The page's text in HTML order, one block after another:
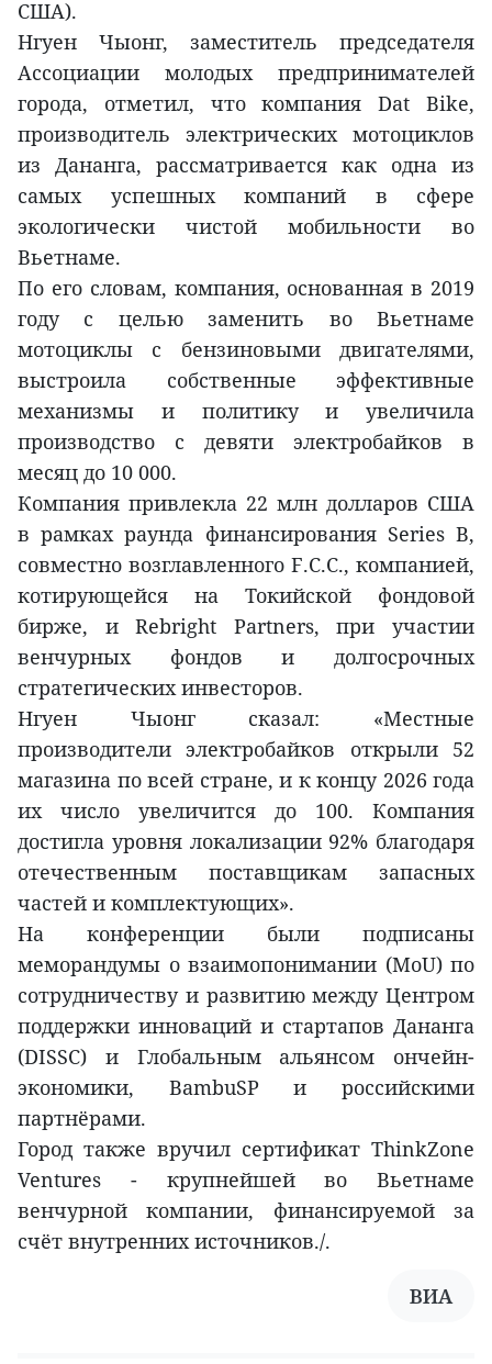
США).
Нгуен Чыонг, заместитель председателя
Ассоциации молодых предпринимателей
города, отметил, что компания Dat Bike,
производитель электрических мотоциклов
из Дананга, рассматривается как одна из
самых успешных компаний в сфере
экологически чистой мобильности во
Вьетнаме.
По его словам, компания, основанная в 2019
году с целью заменить во Вьетнаме
мотоциклы с бензиновыми двигателями,
выстроила собственные эффективные
механизмы и политику и увеличила
производство с девяти электробайков в
месяц до 10 000.
Компания привлекла 22 млн долларов США
в рамках раунда финансирования Series B,
совместно возглавленного F.C.C., компанией,
котирующейся на Токийской фондовой
бирже, и Rebright Partners, при участии
венчурных фондов и долгосрочных
стратегических инвесторов.
Нгуен Чыонг сказал: «Местные
производители электробайков открыли 52
магазина по всей стране, и к концу 2026 года
их число увеличится до 100. Компания
достигла уровня локализации 92% благодаря
отечественным поставщикам запасных
частей и комплектующих».
На конференции были подписаны
меморандумы о взаимопонимании (MoU) по
сотрудничеству и развитию между Центром
поддержки инноваций и стартапов Дананга
(DISSC) и Глобальным альянсом ончейн-
экономики, BambuSP и российскими
партнёрами.
Город также вручил сертификат ThinkZone
Ventures - крупнейшей во Вьетнаме
венчурной компании, финансируемой за
счёт внутренних источников./.
ВИА